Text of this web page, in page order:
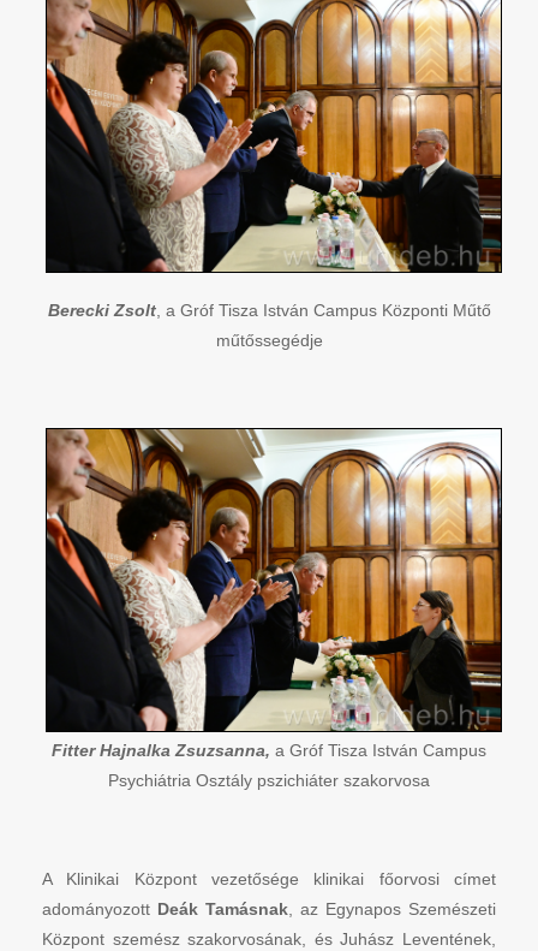
Berecki Zsolt, a Gróf Tisza István Campus Központi Műtő
műtőssegédje
Fitter Hajnalka Zsuzsanna, a Gróf Tisza István Campus
Psychiátria Osztály pszichiáter szakorvosa
A Klinikai Központ vezetősége klinikai főorvosi címet
adományozott Deák Tamásnak, az Egynapos Szemészeti
Központ szemész szakorvosának, és Juhász Leventének,